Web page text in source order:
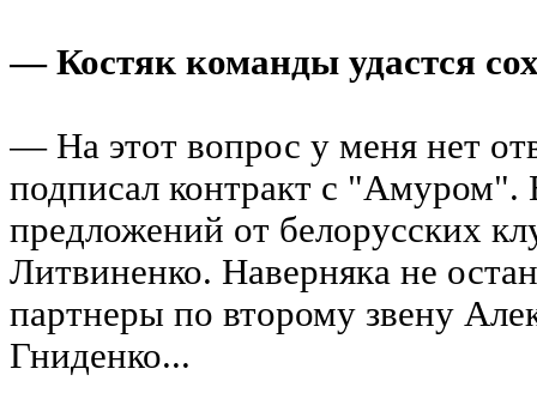
— Костяк команды удастся
— На этот вопрос у меня нет
подписал контракт с "Амуром".
предложений от белорусских
Литвиненко. Наверняка не
партнеры по второму звену
Гниденко...